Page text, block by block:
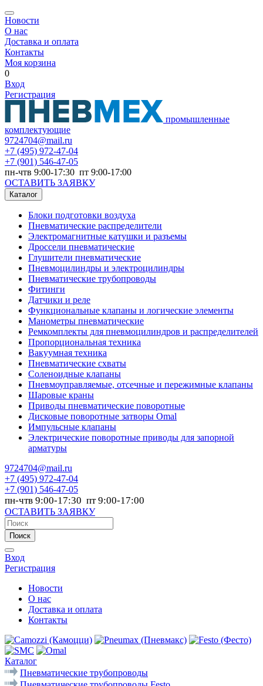
Новости
О нас
Доставка и оплата
Контакты
Моя корзина
0
Вход
Регистрация
промышленные
комплектующие
9724704@mail.ru
+7 (495) 972-47-04
+7 (901) 546-47-05
пн-чтв 9:00-17:30 пт 9:00-17:00
ОСТАВИТЬ ЗАЯВКУ
Каталог
Блоки подготовки воздуха
Пневматические распределители
Электромагнитные катушки и разъемы
Дроссели пневматические
Глушители пневматические
Пневмоцилиндры и электроцилиндры
Пневматические трубопроводы
Фитинги
Датчики и реле
Функциональные клапаны и логические элементы
Манометры пневматические
Ремкомплекты для пневмоцилиндров и распределителей
Пропорциональная техника
Вакуумная техника
Пневматические схваты
Соленоидные клапаны
Пневмоуправляемые, отсечные и пережимные клапаны
Шаровые краны
Приводы пневматические поворотные
Дисковые поворотные затворы Omal
Импульсные клапаны
Электрические поворотные приводы для запорной
арматуры
9724704@mail.ru
+7 (495) 972-47-04
+7 (901) 546-47-05
пн-чтв 9:00-17:30 пт 9:00-17:00
ОСТАВИТЬ ЗАЯВКУ
Поиск
Вход
Регистрация
Новости
О нас
Доставка и оплата
Контакты
Каталог
Пневматические трубопроводы